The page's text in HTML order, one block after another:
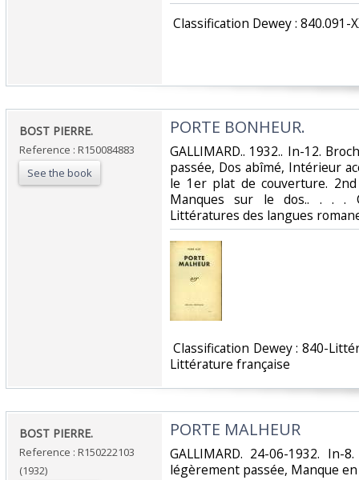
Classification Dewey : 840.091-
‎BOST PIERRE.‎
Reference : R150084883
See the book
‎PORTE BONHEUR.‎
‎GALLIMARD.. 1932.. In-12.
passée, Dos abîmé, Intérieur
le 1er plat de couverture.
Manques sur le dos.. . . .
Littératures des langues
Classification Dewey : 840-
Littérature française‎
‎BOST PIERRE.‎
Reference : R150222103
(1932)
‎PORTE MALHEUR‎
‎GALLIMARD. 24-06-1932. In-
légèrement passée, Manque